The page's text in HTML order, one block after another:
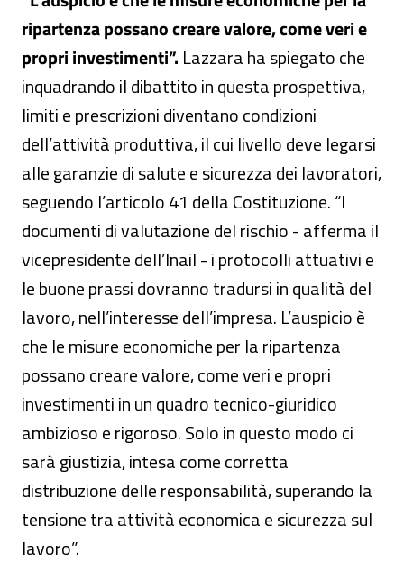
ripartenza possano creare valore, come veri e
propri investimenti”. Lazzara ha spiegato che
inquadrando il dibattito in questa prospettiva,
limiti e prescrizioni diventano condizioni
dell’attività produttiva, il cui livello deve legarsi
alle garanzie di salute e sicurezza dei lavoratori,
seguendo l’articolo 41 della Costituzione. “I
documenti di valutazione del rischio - afferma il
vicepresidente dell’Inail - i protocolli attuativi e
le buone prassi dovranno tradursi in qualità del
lavoro, nell’interesse dell’impresa. L’auspicio è
che le misure economiche per la ripartenza
possano creare valore, come veri e propri
investimenti in un quadro tecnico-giuridico
ambizioso e rigoroso. Solo in questo modo ci
sarà giustizia, intesa come corretta
distribuzione delle responsabilità, superando la
tensione tra attività economica e sicurezza sul
lavoro”.